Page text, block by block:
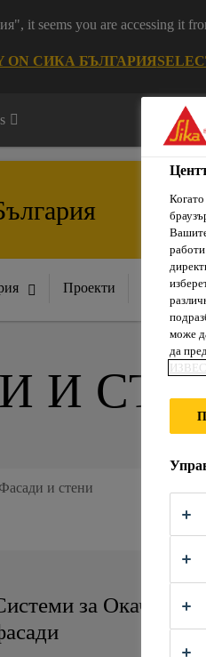
it seems you are accessing it
ON СИКА БЪЛГАРИЯ
Проекти
И
и стени
за Окачени
може
да